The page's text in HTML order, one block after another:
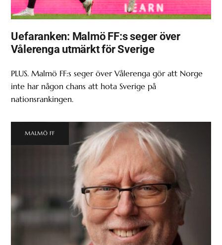
Uefaranken: Malmö FF:s seger över
Vålerenga utmärkt för Sverige
PLUS. Malmö FF:s seger över Vålerenga gör att Norge
inte har någon chans att hota Sverige på
nationsrankingen.
MALMÖ FF